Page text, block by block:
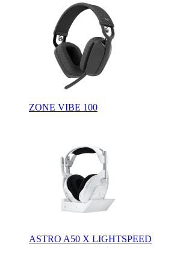
ZONE VIBE 100
ASTRO A50 X LIGHTSPEED